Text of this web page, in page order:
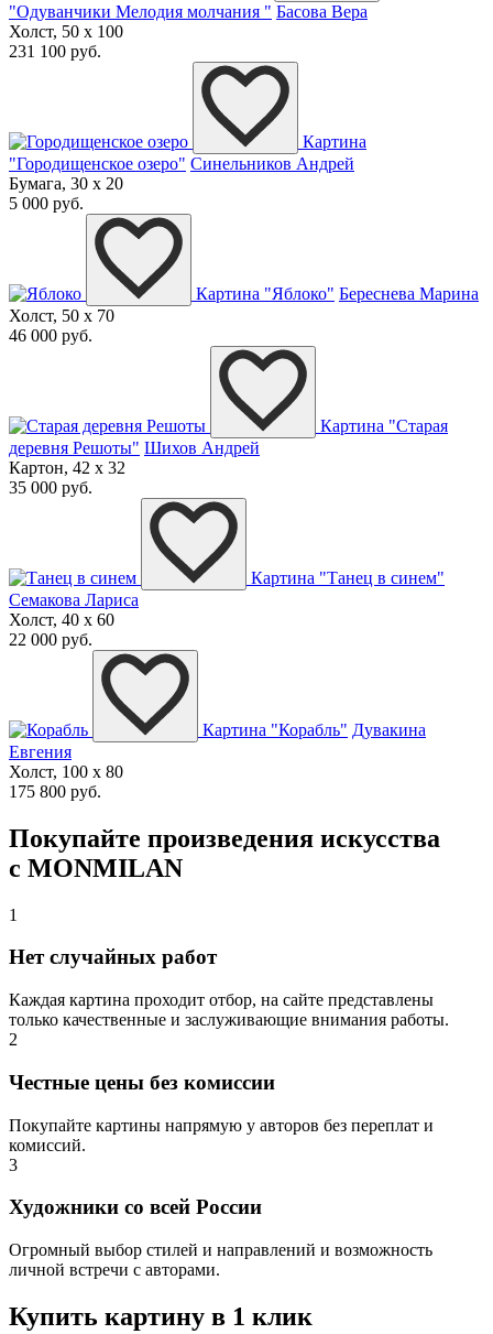
"Одуванчики Мелодия молчания " Басова Вера
Холст, 50 x 100
231 100 руб.
Картина
"Городищенское озеро" Синельников Андрей
Бумага, 30 x 20
5 000 руб.
Картина "Яблоко" Береснева Марина
Холст, 50 x 70
46 000 руб.
Картина "Старая
деревня Решоты" Шихов Андрей
Картон, 42 x 32
35 000 руб.
Картина "Танец в синем"
Семакова Лариса
Холст, 40 x 60
22 000 руб.
Картина "Корабль" Дувакина
Евгения
Холст, 100 x 80
175 800 руб.
Покупайте произведения искусства
с MONMILAN
1
Нет случайных работ
Каждая картина проходит отбор, на сайте представлены
только качественные и заслуживающие внимания работы.
2
Честные цены без комиссии
Покупайте картины напрямую у авторов без переплат и
комиссий.
3
Художники со всей России
Огромный выбор стилей и направлений и возможность
личной встречи с авторами.
Купить картину в 1 клик